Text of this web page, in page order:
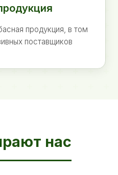
продукция, в том
поставщиков
нас